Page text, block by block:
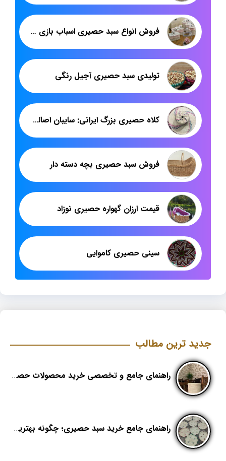
فروش انواع سبد حصیری اسباب بازی کوچک
تولیدی سبد حصیری آجیل رنگی
کلاه حصیری بزرگ ایرانی: سایبان اصالت، نماد آرامش
فروش سبد حصیری بچه دسته دار
قیمت ارزان گهواره حصیری نوزاد
سینی حصیری کاموایی
جدید ترین مطالب
راهنمای جامع و تخصصی خرید محصولات حصیری؛ هنر اصیل در دکوراسیون مدرن (بخش اول)
راهنمای جامع خرید سبد حصیری؛ چگونه بهترین کیفیت را در «هدیکا» تشخیص دهیم؟